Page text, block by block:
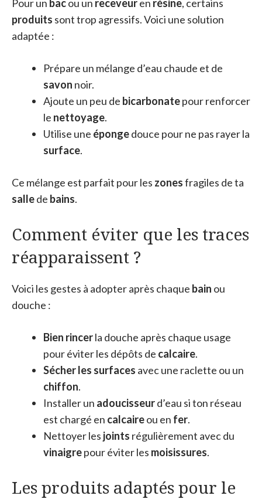
Pour un bacou un receveuren résine, certains
produits sont trop agressifs. Voici une solution
adaptée :
Prépare un mélange d’eau chaude et de
savon noir.
Ajoute un peu de bicarbonatepour renforcer
le nettoyage.
Utilise une épongedouce pour ne pas rayer la
surface.
Ce mélange est parfait pour les zonesfragiles de ta
sallede bains.
Comment éviter que les traces
réapparaissent ?
Voici les gestes à adopter après chaque bain ou
douche :
Bien rincerla douche après chaque usage
pour éviter les dépôts de calcaire.
Sécher les surfaces avec une raclette ou un
chiffon.
Installer un adoucisseurd’eau si ton réseau
est chargé en calcaireou en fer.
Nettoyer les joints régulièrement avec du
vinaigrepour éviter les moisissures.
Les produits adaptés pour le